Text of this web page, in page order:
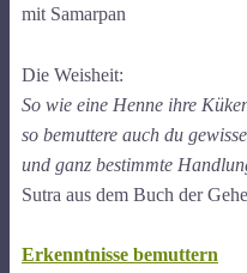
mit Samarpan
Die Weisheit:
So wie eine Henne ihre
so bemuttere auch du
und ganz bestimmte
Sutra aus dem Buch der
Erkenntnisse bemuttern